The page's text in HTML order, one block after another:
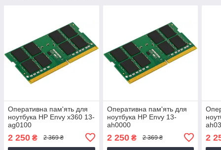
Оперативна пам'ять для
ноутбука HP Envy x360 13-
ag0100
2 250 ₴ 2 369 ₴
Оперативна пам'ять для
ноутбука HP Envy 13-
ah0000
2 250₴ 2 369 ₴ 2